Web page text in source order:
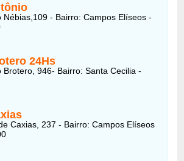
Nébias,109 - Bairro: Campos Elíseos -
24Hs
Brotero, 946- Bairro: Santa Cecilia -
Caxias, 237 - Bairro: Campos Elíseos